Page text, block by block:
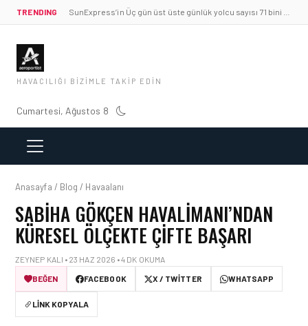
TRENDING
HAVACILIĞI BIZIMLE TAKIP EDIN
Cumartesi, Ağustos 8
Anasayfa / Blog / Havaalanı
SABIHA GÖKÇEN HAVALIMANI’NDAN
KÜRESEL ÖLÇEKTE ÇIFTE BAŞARI
ZEYNEP KALI • 23 HAZ 2026 • 4 DK OKUMA
BEĞEN
FACEBOOK X / TWITTER WHATSAPP
LINK KOPYALA